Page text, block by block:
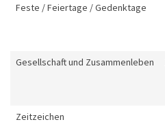
Feste / Feiertage / Gedenktage
Gesellschaft und Zusammenleben
Zeitzeichen